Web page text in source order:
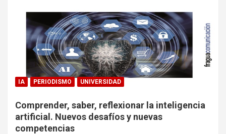
IA PERIODISMO UNIVERSIDAD
Comprender, saber, reflexionar la inteligencia
artificial. Nuevos desafíos y nuevas
competencias